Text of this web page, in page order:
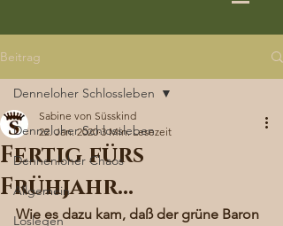
Beitrag
Denneloher Schlossleben
Dennenloher Chaos
Allgemein
Loslegen
Denneloher Schlossleben
Fertig fürs
Frühjahr…
Sabine von Süsskind
22. Jan. 2020 3 Min. Lesezeit
Wie es dazu kam, daß der grüne Baron